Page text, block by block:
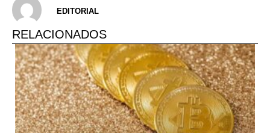
EDITORIAL
RELACIONADOS